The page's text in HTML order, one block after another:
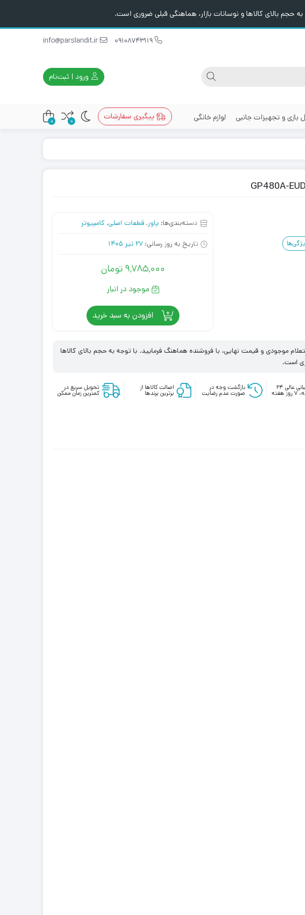
بالای کالاها و نوسانات بازار، هماهنگی قبلی ضروری است.
ورود | ثبت‌نام
بازی و تجهیزات جانبی لوازم خانگی پیگیری سفارشات 0
0
دسته‌بندی‌ها: پاور, قطعات اصلی, کامپیوتر
تاریخ به روز رسانی: 27 تیر 1405
9,785,000تومان
موجود در انبار
افزودن به سبد خرید
موجودی و قیمت نهایی، با فروشنده هماهنگ فرمایید. با توجه به حجم بالای کالاها
است.
پشتیبانی عالی ۲۴
هفته
بازگشت وجه در
صورت عدم رضایت
اصالت کالاها از
برترین برندها
تحویل سریع در
کمترین زمان ممکن